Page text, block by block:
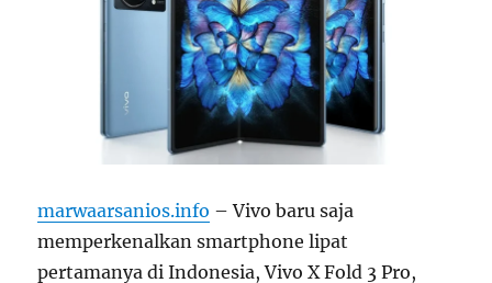
marwaarsanios.info – Vivo baru saja
memperkenalkan smartphone lipat
pertamanya di Indonesia, Vivo X Fold 3 Pro,